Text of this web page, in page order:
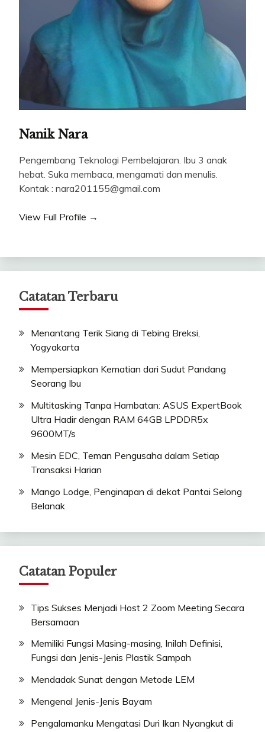
Nanik Nara
Pengembang Teknologi Pembelajaran. Ibu 3 anak
hebat. Suka membaca, mengamati dan menulis.
Kontak : nara201155@gmail.com
View Full Profile →
Catatan Terbaru
Menantang Terik Siang di Tebing Breksi,
Yogyakarta
Mempersiapkan Kematian dari Sudut Pandang
Seorang Ibu
Multitasking Tanpa Hambatan: ASUS ExpertBook
Ultra Hadir dengan RAM 64GB LPDDR5x
9600MT/s
Mesin EDC, Teman Pengusaha dalam Setiap
Transaksi Harian
Mango Lodge, Penginapan di dekat Pantai Selong
Belanak
Catatan Populer
Tips Sukses Menjadi Host 2 Zoom Meeting Secara
Bersamaan
Memiliki Fungsi Masing-masing, Inilah Definisi,
Fungsi dan Jenis-Jenis Plastik Sampah
Mendadak Sunat dengan Metode LEM
Mengenal Jenis-Jenis Bayam
Pengalamanku Mengatasi Duri Ikan Nyangkut di